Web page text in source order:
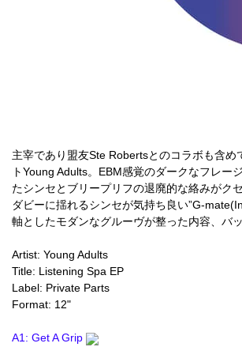
主宰であり盟友Ste Robertsとのコラボも含
トYoung Adults。EBM感覚のダークなフレー
たシンセとブリープリフの退廃的な絡みがク
ダビーに揺れるシンセが気持ち良い”G-
軸としたモダンなグルーヴが整った内容、バ
Artist: Young Adults
Title: Listening Spa EP
Label: Private Parts
Format: 12"
A1: Get A Grip